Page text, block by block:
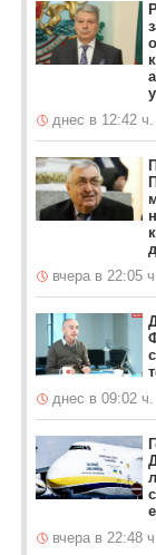
днес в 12:42 ч.
вчера в 22:05
днес в 09:02 ч.
вчера в 22:48